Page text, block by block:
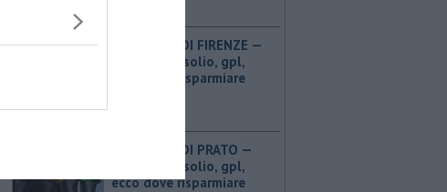
PROVINCIA DI FIRENZE — ​
Benzina, gasolio, gpl,
ecco dove risparmiare
PROVINCIA DI PRATO — ​
Benzina, gasolio, gpl,
ecco dove risparmiare